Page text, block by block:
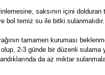
saksının içini
bol temiz su ile bitki sulanmalıdır.
tamamen kuruması
2-3 günde bir düzenli
da az miktar